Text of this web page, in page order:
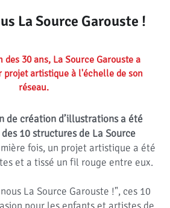
La Source Garouste !
30 ans, La Source Garouste a
projet artistique à l'échelle de son
réseau.
de création d’illustrations a été
10 structures de La Source
fois, un projet artistique a été
et a tissé un fil rouge entre eux.
La Source Garouste !", ces 10